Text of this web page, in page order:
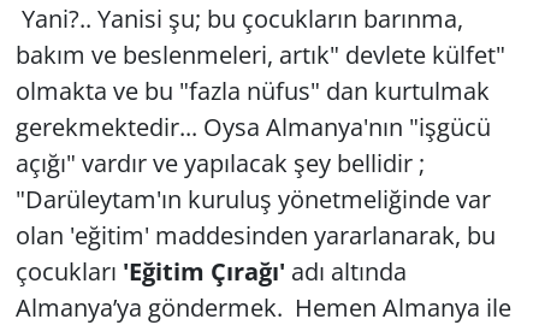
Yani?.. Yanisi şu; bu çocukların barınma,
bakım ve beslenmeleri, artık" devlete külfet"
olmakta ve bu "fazla nüfus" dan kurtulmak
gerekmektedir... Oysa Almanya'nın "işgücü
açığı" vardır ve yapılacak şey bellidir ;
"Darüleytam'ın kuruluş yönetmeliğinde var
olan 'eğitim' maddesinden yararlanarak, bu
çocukları 'Eğitim Çırağı' adı altında
Almanya’ya göndermek. Hemen Almanya ile